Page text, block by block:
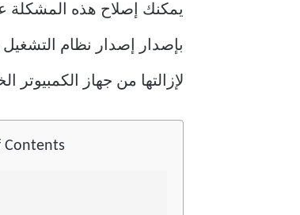
يمكنك إصلاح هذه المشكلة
بإصدار إصدار نظام
لإزالتها من جهاز الكمبيوتر
Contents